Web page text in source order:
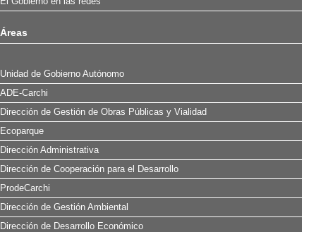
Áreas
Unidad de Gobierno Autónomo
ADE-Carchi
Dirección de Gestión de Obras Públicas y Vialidad
Ecoparque
Dirección Administrativa
Dirección de Cooperación para el Desarrollo
ProdeCarchi
Dirección de Gestión Ambiental
Dirección de Desarrollo Económico